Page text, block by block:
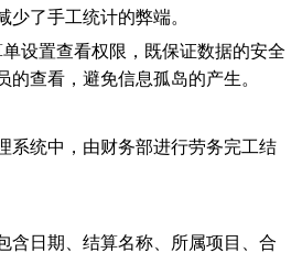
少了手工统计的弊端。
置查看权限，既保证数据的安全
的查看，避免信息孤岛的产生。
统中，由财务部进行劳务完工结
日期、结算名称、所属项目、合